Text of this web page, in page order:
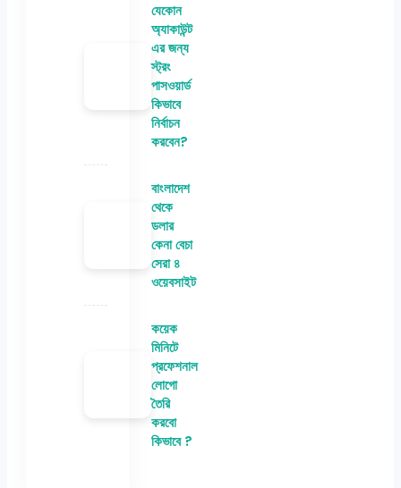
যেকোন
অ্যাকাউন্ট
এর জন্য
স্ট্রং
পাসওয়ার্ড
কিভাবে
নির্বাচন
করবেন?
বাংলাদেশ
থেকে
ডলার
কেনা বেচা
সেরা ৪
ওয়েবসাইট
কয়েক
মিনিটে
প্রফেশনাল
লোগো
তৈরি
করবো
কিভাবে ?